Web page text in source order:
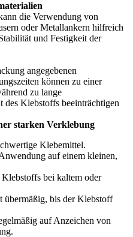
die Verwendung von
oder Metallankern hilfreich
und Festigkeit der
angegebenen
können zu einer
zu lange
des Klebstoffs beeinträchtigen
starken Verklebung
Klebemittel.
auf einem kleinen,
bei kaltem oder
übermäßig, bis der Klebstoff
auf Anzeichen von